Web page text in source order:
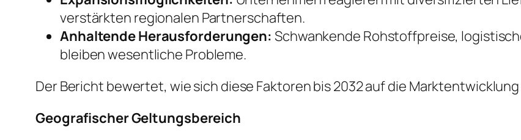
verstärkten regionalen Partnerschaften.
Anhaltende Herausforderungen: Schwankende Rohstoffpreise,
bleiben wesentliche Probleme.
Der Bericht bewertet, wie sich diese Faktoren bis 2032 auf die
Geografischer Geltungsbereich